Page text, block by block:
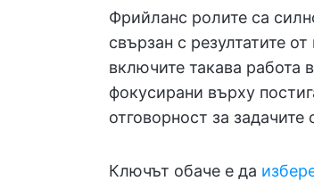
Фрийланс ролите са
свързан с резултатите
включите такава работа
фокусирани върху
отговорност за
Ключът обаче е да